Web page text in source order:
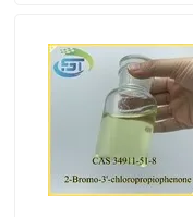
Продукты